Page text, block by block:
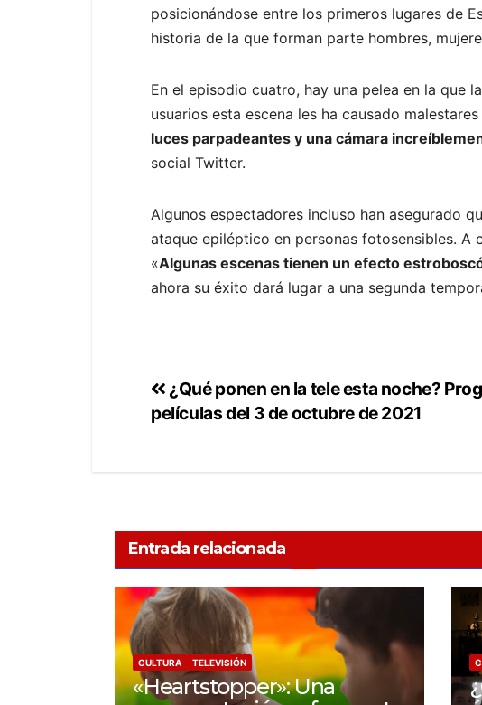
posicionándose entre los primeros lugares de
historia de la que forman parte hombres,
En el episodio cuatro, hay una pelea en la que
usuarios esta escena les ha causado
luces parpadeantes y una cámara
social Twitter.
Algunos espectadores incluso han asegurado
ataque epiléptico en personas fotosensibles.
«Algunas escenas tienen un efecto
ahora su éxito dará lugar a una segunda
¿Qué ponen en la tele esta noche?
películas del 3 de octubre de 2021
Entrada relacionada
CULTURA TELEVISIÓN
«Heartstopper»: Una